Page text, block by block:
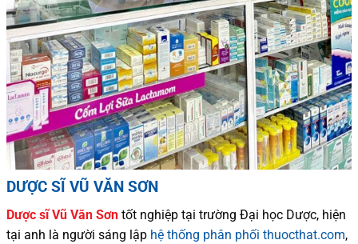
DƯỢC SĨ VŨ VĂN SƠN
Dược sĩVũ Văn Sơn tốt nghiệp tại trường Đại học Dược, hiện
tại anh là người sáng lập hệ thống phân phối thuocthat.com,